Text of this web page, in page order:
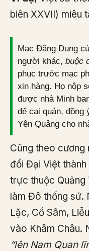
biên XXVII) miêu
Mạc Đăng Dung
người khác, buộc
phục trước mạc
xin hàng. Họ nộp
được nhà Minh
để cai quản, đồng
Yên Quảng cho
Cũng theo cương
đổi Đại Việt thành
trực thuộc Quảng
làm Đô thống sứ.
Lặc, Cổ Sâm,
vào Khâm Châu.
“lên Nam Quan